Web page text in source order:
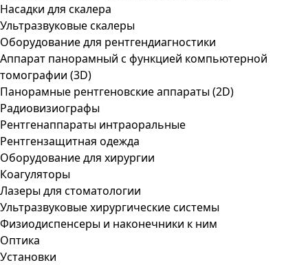
Насадки для скалера
Ультразвуковые скалеры
Оборудование для рентгендиагностики
Аппарат панорамный с функцией компьютерной
томографии (3D)
Панорамные рентгеновские аппараты (2D)
Радиовизиографы
Рентгенаппараты интраоральные
Рентгензащитная одежда
Оборудование для хирургии
Коагуляторы
Лазеры для стоматологии
Ультразвуковые хирургические системы
Физиодиспенсеры и наконечники к ним
Оптика
Установки